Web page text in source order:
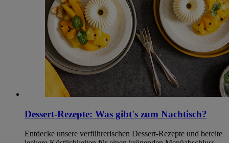
Dessert-Rezepte: Was gibt's zum Nachtisch?
Entdecke unsere verführerischen Dessert-Rezepte und bereite